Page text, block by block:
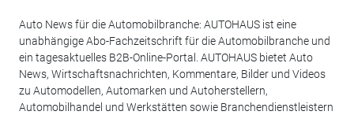
Auto News für die Automobilbranche: AUTOHAUS ist eine
unabhängige Abo-Fachzeitschrift für die Automobilbranche und
ein tagesaktuelles B2B-Online-Portal. AUTOHAUS bietet Auto
News, Wirtschaftsnachrichten, Kommentare, Bilder und Videos
zu Automodellen, Automarken und Autoherstellern,
Automobilhandel und Werkstätten sowie Branchendienstleistern